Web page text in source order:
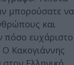
μπορούσατε να
και
πόσο ευχάριστο
Ο Κακογιάννης